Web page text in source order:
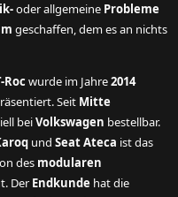
oder allgemeine Probleme
geschaffen, dem es an nichts
Rocwurde im Jahre2014
Seit Mitte
beiVolkswagen bestellbar.
und Seat Ateca ist das
des modularen
Der Endkunde hat die